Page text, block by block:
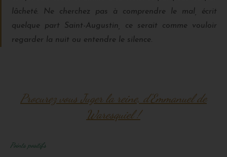
lâcheté. Ne cherchez pas à comprendre le mal, écrit
quelque part Saint-Augustin, ce serait comme vouloir
regarder la nuit ou entendre le silence.
Procurez vous Juger la reine, d’Emmanuel de
Waresquiel !
Points positifs